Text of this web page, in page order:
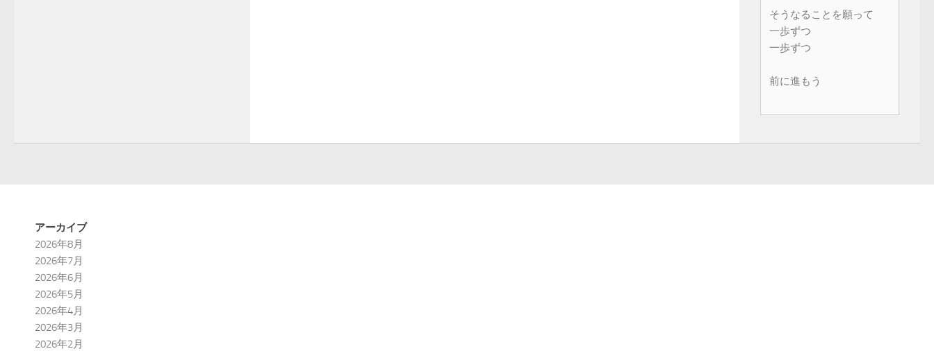
そうなることを願って
一歩ずつ
一歩ずつ
前に進もう
アーカイブ
2026年8月
2026年7月
2026年6月
2026年5月
2026年4月
2026年3月
2026年2月